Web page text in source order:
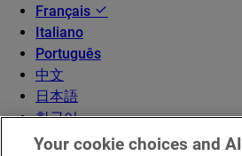
Français
Italiano
Português
中文
日本語
한국어
Your cookie choices and AI